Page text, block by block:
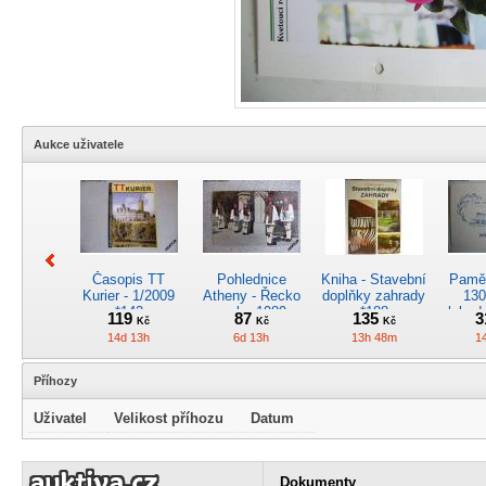
Aukce uživatele
Časopis TT
Kurier - 1/2009
*142
119Kč
14d 13h
Pohlednice
Atheny - Řecko
z roku 1989.
Nová nepoužitá
*5019
87 Kč
6d 13h
Kniha - Stavební
doplňky zahrady
*188
135 Kč
13h 48m
Pohlednice
kreslená -
Pánské kapesní
Pohlednice
motorového
Příhozy
Uživatel Velikost příhozu Datum
Dokumenty